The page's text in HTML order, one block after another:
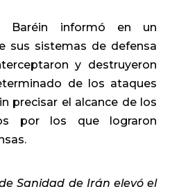
Baréin informó en un
sus sistemas de defensa
y destruyeron
de los ataques
precisar el alcance de los
por los que lograron
Sanidad de Irán elevó el